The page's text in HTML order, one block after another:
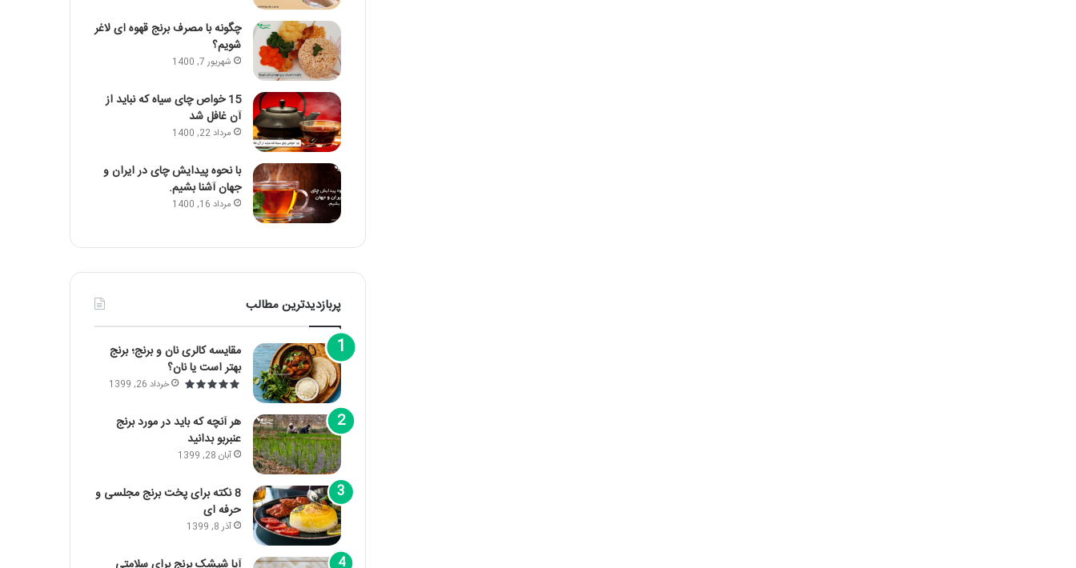
چگونه با مصرف برنج قهوه ای لاغر
شویم؟
شهریور 7, 1400
15 خواص چای سیاه که نباید از
آن غافل شد
مرداد 22, 1400
با نحوه پیدایش چای در ایران و
جهان آشنا بشیم.
مرداد 16, 1400
پربازدیدترین مطالب
مقایسه کالری نان و برنج؛ برنج
بهتر است یا نان؟
خرداد 26, 1399
هر آنچه که باید در مورد برنج
عنبربو بدانید
آبان 28, 1399
8 نکته برای پخت برنج مجلسی و
حرفه ای
آذر 8, 1399